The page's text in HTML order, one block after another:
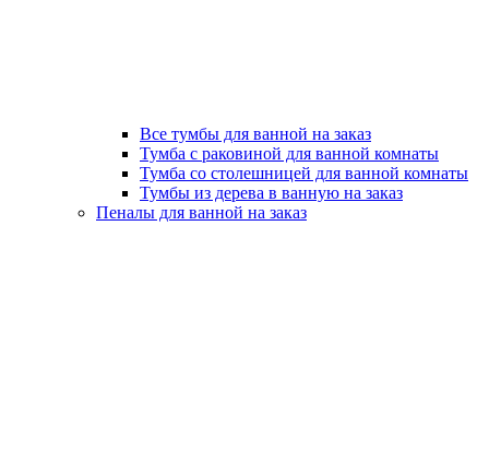
Все тумбы для ванной на заказ
Тумба с раковиной для ванной комнаты
Тумба со столешницей для ванной комнаты
Тумбы из дерева в ванную на заказ
Пеналы для ванной на заказ